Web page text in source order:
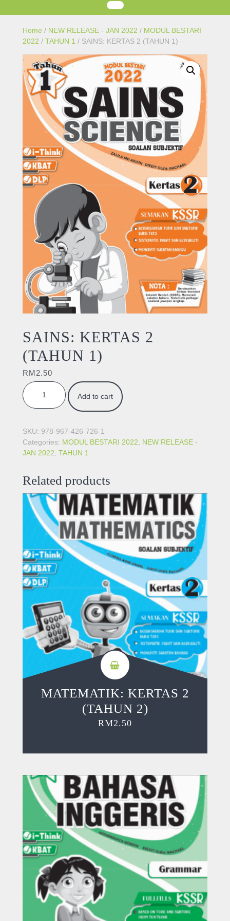
Home / NEW RELEASE - JAN 2022 / MODUL BESTARI
2022 / TAHUN 1 / SAINS: KERTAS 2 (TAHUN 1)
SAINS: KERTAS 2
(TAHUN 1)
RM2.50
SAINS: KERTAS 2 (TAHUN 1) quantity
Add to cart
SKU: 978-967-426-726-1
Categories: MODUL BESTARI 2022, NEW RELEASE -
JAN 2022, TAHUN 1
Related products
MATEMATIK: KERTAS 2
(TAHUN 2)
RM2.50